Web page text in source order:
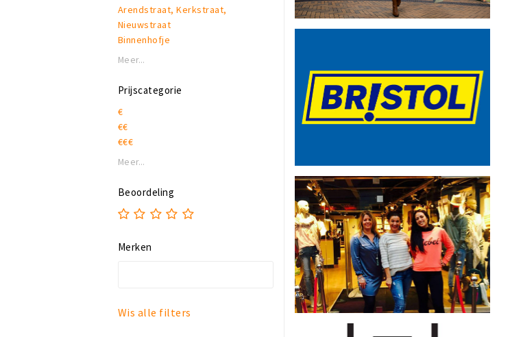
Arendstraat, Kerkstraat,
Nieuwstraat
Binnenhofje
Bouwlingcenter: Nieuwe
Heuvel en Heuveleind
Torenstraat, Waterlooplein,
Basiliekplein, Leijsenhoek,
Rulstraat, Mathildestraat,
Bredaseweg, St Jansstraat
Winkelcentrum Arkendonk
Meer...
Prijscategorie
€
€€
€€€
Meer...
Beoordeling
Merken
Wis alle filters